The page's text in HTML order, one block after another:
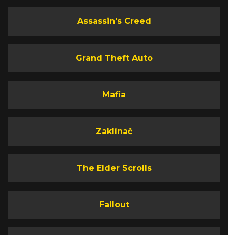
Assassin's Creed
Grand Theft Auto
Mafia
Zaklínač
The Elder Scrolls
Fallout